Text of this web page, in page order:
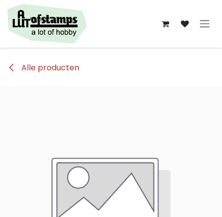
Overslaan naar inhoud
Alle producten